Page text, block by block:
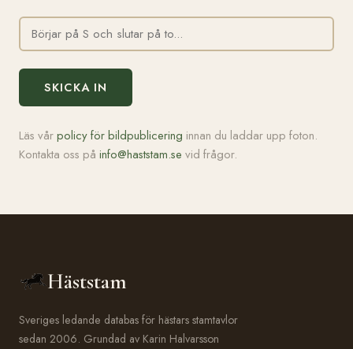
SKICKA IN
Läs vårpolicy för bildpublicering innan du laddar upp foton.
Kontakta oss på info@haststam.se vid frågor.
Häststam
Sveriges ledande databas för hästars stamtavlor
sedan 2006. Grundad av Karin Halvarsson